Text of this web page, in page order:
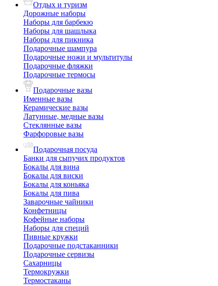
Отдых и туризм
Дорожные наборы
Наборы для барбекю
Наборы для шашлыка
Наборы для пикника
Подарочные шампура
Подарочные ножи и мультитулы
Подарочные фляжки
Подарочные термосы
Подарочные вазы
Именные вазы
Керамические вазы
Латунные, медные вазы
Стеклянные вазы
Фарфоровые вазы
Подарочная посуда
Банки для сыпучих продуктов
Бокалы для вина
Бокалы для виски
Бокалы для коньяка
Бокалы для пива
Заварочные чайники
Конфетницы
Кофейные наборы
Наборы для специй
Пивные кружки
Подарочные подстаканники
Подарочные сервизы
Сахарницы
Термокружки
Термостаканы